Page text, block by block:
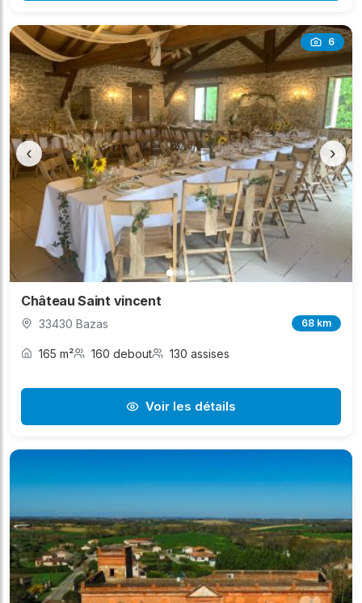
6
‹ ›
Château Saint vincent
33430 Bazas 68 km
165 m² 160 debout 130 assises
Voir les détails